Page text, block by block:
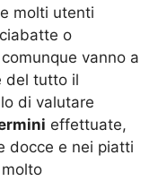
molti utenti
o
vanno a
del tutto il
di valutare
effettuate,
docce e nei piatti